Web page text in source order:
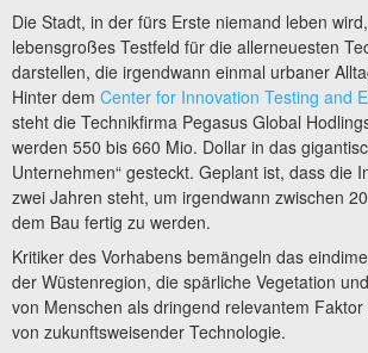
Die Stadt, in der fürs Erste niemand leben
lebensgroßes Testfeld für die allerneuesten
darstellen, die irgendwann einmal urbaner
Hinter dem Center for Innovation Testing and
steht die Technikfirma Pegasus Global
werden 550 bis 660 Mio. Dollar in das
Unternehmen“ gesteckt. Geplant ist, dass die
zwei Jahren steht, um irgendwann zwischen
dem Bau fertig zu werden.
Kritiker des Vorhabens bemängeln das
der Wüstenregion, die spärliche Vegetation
von Menschen als dringend relevantem
von zukunftsweisender Technologie.